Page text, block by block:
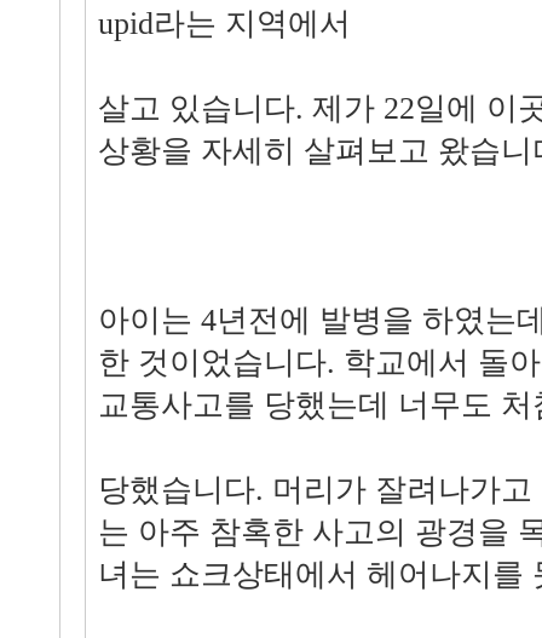
upid라는 지역에서
살고 있습니다. 제가 22일에 이
상황을 자세히 살펴보고 왔습니
아이는 4년전에 발병을 하였는
한 것이었습니다. 학교에서 돌
교통사고를 당했는데 너무도
당했습니다. 머리가 잘려나가
는 아주 참혹한 사고의 광경을
녀는 쇼크상태에서 헤어나지를